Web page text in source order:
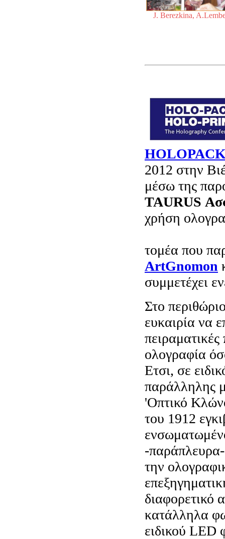
J. Berezkina,
2012 στην
μέσω της
TAURUS
χρήση
τομέα που
ArtGnomon
συμμετέχει
Στο
ευκαιρία να
ολογραφία
Ετσι, σε
παράλληλης
'Οπτικό
του 1912
-παράπλευρα-
την
κατάλληλα
ειδικού LED